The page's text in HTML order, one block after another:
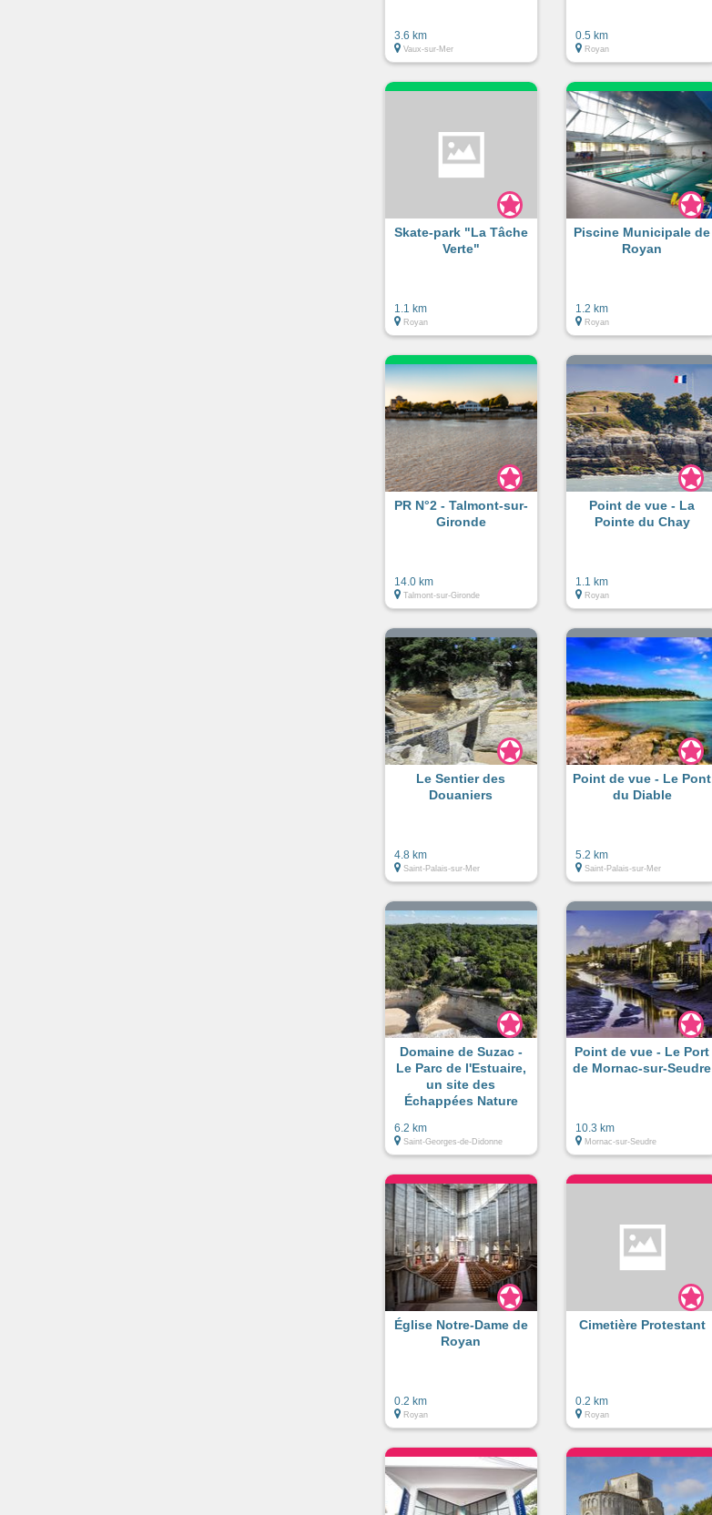
3.6 km
Vaux-sur-Mer
0.5 km
Royan
Skate-park "La Tâche
Verte"
1.1 km
Royan
Piscine Municipale de
Royan
1.2 km
Royan
PR N°2 - Talmont-sur-
Gironde
14.0 km
Talmont-sur-Gironde
Point de vue - La
Pointe du Chay
1.1 km
Royan
Le Sentier des
Douaniers
4.8 km
Saint-Palais-sur-Mer
Point de vue - Le Pont
du Diable
5.2 km
Saint-Palais-sur-Mer
Domaine de Suzac -
Le Parc de l'Estuaire,
un site des
Échappées Nature
6.2 km
Saint-Georges-de-Didonne
Point de vue - Le Port
de Mornac-sur-Seudre
10.3 km
Mornac-sur-Seudre
Église Notre-Dame de
Royan
0.2 km
Royan
Cimetière Protestant
0.2 km
Royan